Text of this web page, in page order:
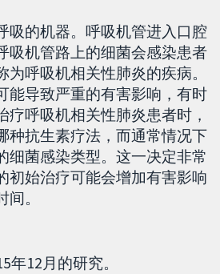
吸的机器。呼吸机管进入口腔
吸机管路上的细菌会感染患者
呼吸机相关性肺炎的疾病。
能导致严重的有害影响，有时
疗呼吸机相关性肺炎患者时，
种抗生素疗法，而通常情况下
细菌感染类型。这一决定非常
初始治疗可能会增加有害影响
。
年12月的研究。